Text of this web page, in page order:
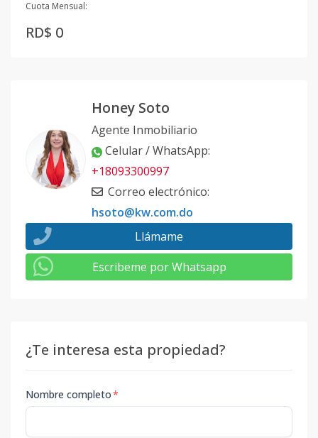
Cuota Mensual:
RD$ 0
Honey Soto
Agente Inmobiliario
Celular / WhatsApp:
+18093300997
Correo electrónico:
hsoto@kw.com.do
Llámame
Escribeme por Whatsapp
¿Te interesa esta propiedad?
Nombre completo*